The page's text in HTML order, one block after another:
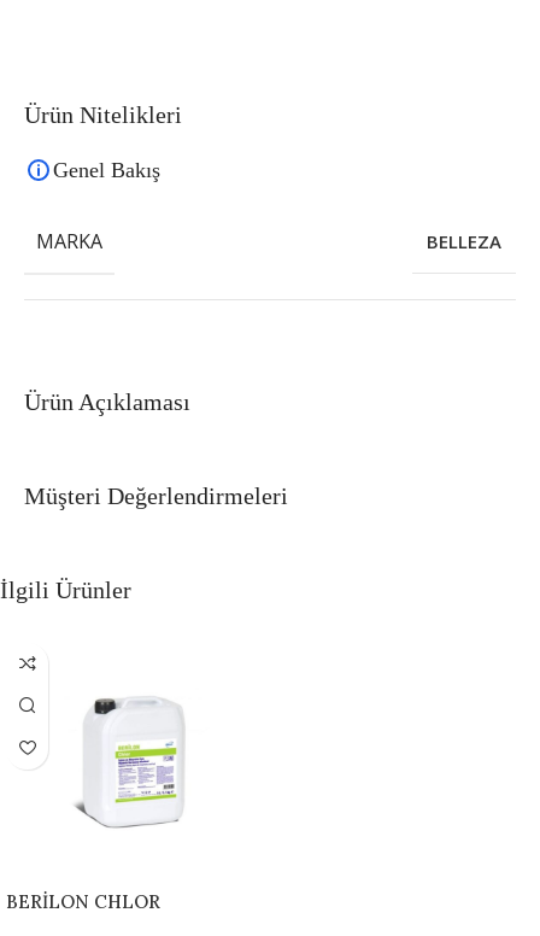
Ürün Açıklaması
Ürün Nitelikleri
Genel Bakış
MARKA BELLEZA
Müşteri Değerlendirmeleri
İlgili Ürünler
BERİLON CHLOR